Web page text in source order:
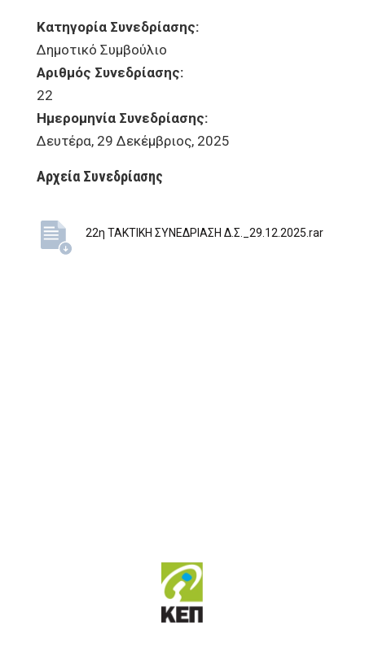
Κατηγορία Συνεδρίασης:
Δημοτικό Συμβούλιο
Αριθμός Συνεδρίασης:
22
Ημερομηνία Συνεδρίασης:
Δευτέρα, 29 Δεκέμβριος, 2025
Αρχεία Συνεδρίασης
22η ΤΑΚΤΙΚΗ ΣΥΝΕΔΡΙΑΣΗ Δ.Σ._29.12.2025.rar